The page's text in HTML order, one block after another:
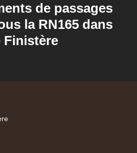
de passages
la RN165 dans
Finistère